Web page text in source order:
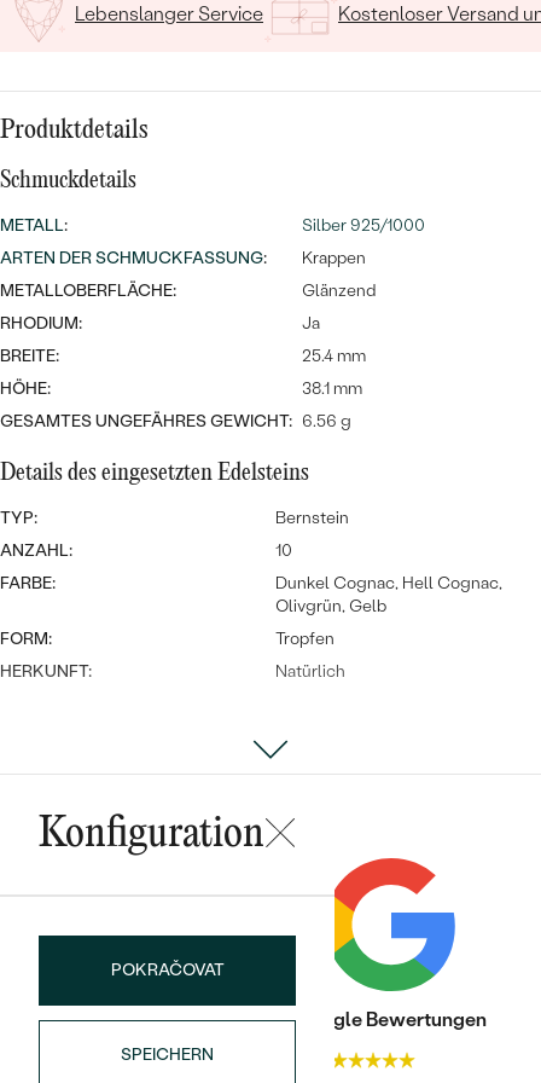
Eheringe
NACH MATERIAL
GOLD
PLATIN
SILBER
Wave Kollektion
EDELSTEINSCHMUCK
DIAMANTEN
PERLENSCHMUCK
PERSONALISIERT
SYMBOLISCH
NACH DER FARBE
MASSGEFERTIGTER
Meistverkaufte
Ohrrinnge
PREISWERTE
Personalisierte
Halsketten
LUXURIÖSE
Meistverkaufte
Ringe
ANSEHEN
Lebenslanger Service Kostenloser Versand
Produktdetails
Schmuckdetails
METALL:
Silber 925/1000
ARTEN DER SCHMUCKFASSUNG:
Krappen
METALLOBERFLÄCHE:
Glänzend
RHODIUM:
Ja
BREITE:
25.4 mm
HÖHE:
38.1 mm
GESAMTES UNGEFÄHRES GEWICHT: 6.56 g
Details des eingesetzten Edelsteins
TYP:
Bernstein
ANZAHL:
10
FARBE:
Dunkel Cognac, Hell Cognac,
Olivgrün, Gelb
FORM:
Tropfen
HERKUNFT:
Natürlich
Konfiguration
POKRAČOVAT
SPEICHERN
Trusted shop BewertungenGoogle Bewertungen